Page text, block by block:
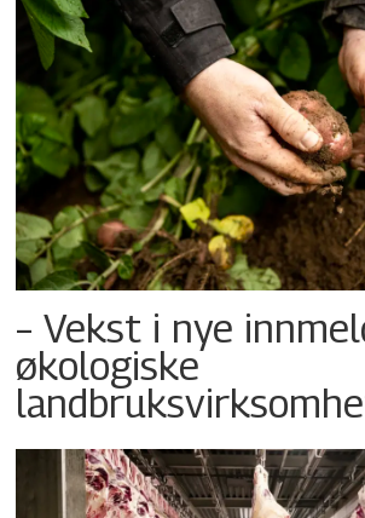
– Vekst i nye
økologiske